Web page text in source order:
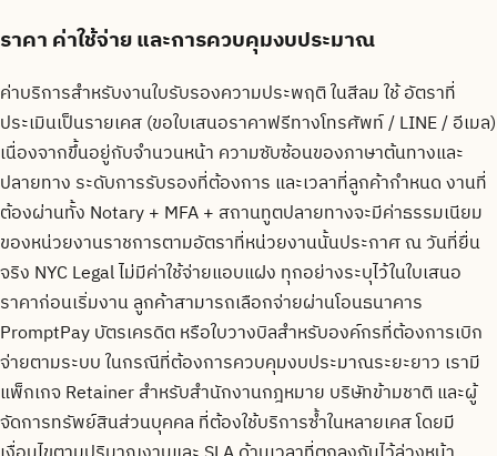
ราคา ค่าใช้จ่าย และการควบคุมงบประมาณ
ค่าบริการสำหรับงานใบรับรองความประพฤติ ในสีลม ใช้ อัตราที่
ประเมินเป็นรายเคส (ขอใบเสนอราคาฟรีทางโทรศัพท์ / LINE / อีเมล)
เนื่องจากขึ้นอยู่กับจำนวนหน้า ความซับซ้อนของภาษาต้นทางและ
ปลายทาง ระดับการรับรองที่ต้องการ และเวลาที่ลูกค้ากำหนด งานที่
ต้องผ่านทั้ง Notary + MFA + สถานทูตปลายทางจะมีค่าธรรมเนียม
ของหน่วยงานราชการตามอัตราที่หน่วยงานนั้นประกาศ ณ วันที่ยื่น
จริง NYC Legal ไม่มีค่าใช้จ่ายแอบแฝง ทุกอย่างระบุไว้ในใบเสนอ
ราคาก่อนเริ่มงาน ลูกค้าสามารถเลือกจ่ายผ่านโอนธนาคาร
PromptPay บัตรเครดิต หรือใบวางบิลสำหรับองค์กรที่ต้องการเบิก
จ่ายตามระบบ ในกรณีที่ต้องการควบคุมงบประมาณระยะยาว เรามี
แพ็กเกจ Retainer สำหรับสำนักงานกฎหมาย บริษัทข้ามชาติ และผู้
จัดการทรัพย์สินส่วนบุคคล ที่ต้องใช้บริการซ้ำในหลายเคส โดยมี